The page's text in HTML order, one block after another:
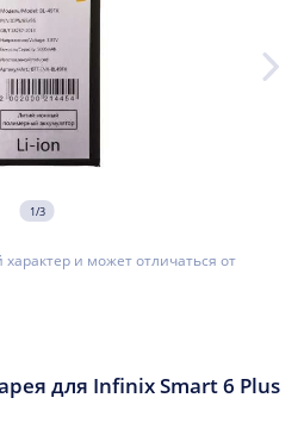
1/3
и может отличаться от
для Infinix Smart 6 Plus